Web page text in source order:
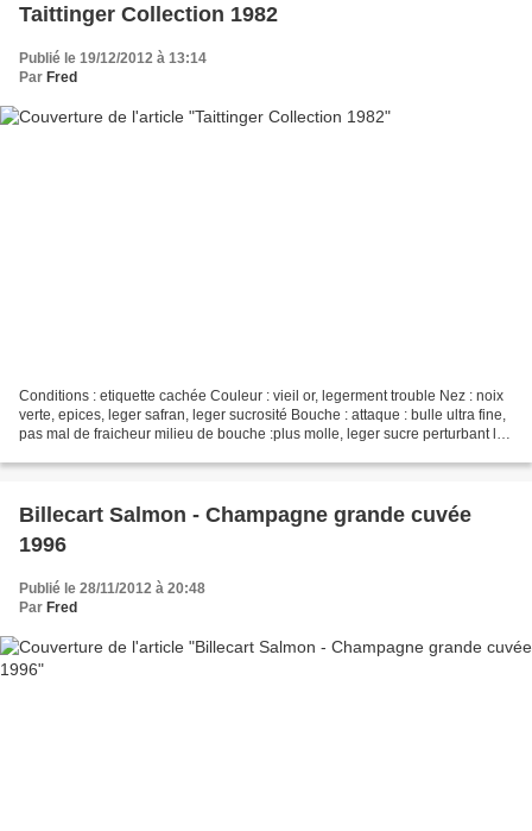
Taittinger Collection 1982
Publié le 19/12/2012 à 13:14
Par Fred
Conditions : etiquette cachée Couleur : vieil or, legerment trouble Nez : noix
verte, epices, leger safran, leger sucrosité Bouche : attaque : bulle ultra fine,
pas mal de fraicheur milieu de bouche :plus molle, leger sucre perturbant le
Billecart Salmon - Champagne grande cuvée
1996
Publié le 28/11/2012 à 20:48
Par Fred